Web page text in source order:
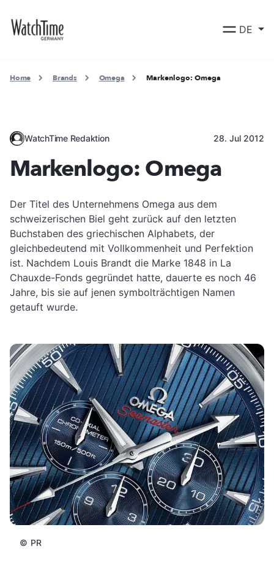
DE
Home Brands Omega Markenlogo: Omega
WatchTime Redaktion 28. Jul 2012
Markenlogo: Omega
Der Titel des Unternehmens Omega aus dem
schweizerischen Biel geht zurück auf den letzten
Buchstaben des griechischen Alphabets, der
gleichbedeutend mit Vollkommenheit und Perfektion
ist. Nachdem Louis Brandt die Marke 1848 in La
Chauxde-Fonds gegründet hatte, dauerte es noch 46
Jahre, bis sie auf jenen symbolträchtigen Namen
getauft wurde.
© PR